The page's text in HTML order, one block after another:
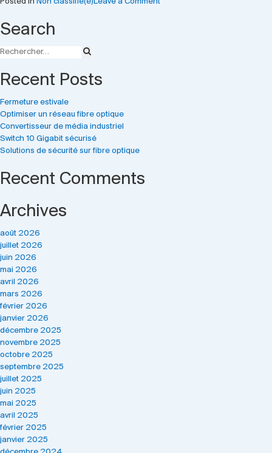
Search
Recent Posts
Fermeture estivale
Optimiser un réseau fibre optique
Convertisseur de média industriel
Switch 10 Gigabit sécurisé
Solutions de sécurité sur fibre optique
Recent Comments
Archives
août 2026
juillet 2026
juin 2026
mai 2026
avril 2026
mars 2026
février 2026
janvier 2026
décembre 2025
novembre 2025
octobre 2025
septembre 2025
juillet 2025
juin 2025
mai 2025
avril 2025
février 2025
janvier 2025